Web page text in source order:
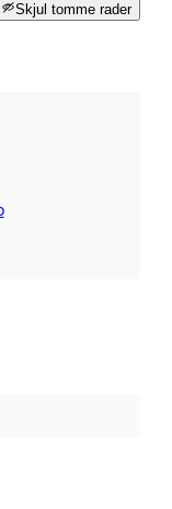
Skjul tomme rader